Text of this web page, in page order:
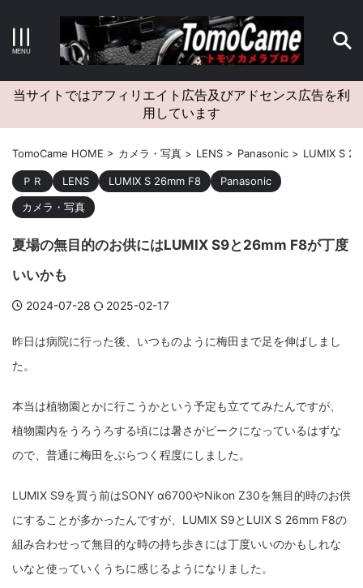
キーワードで検索する
カテゴリー
アーカイブ
タグクラウド
Canon craft EM5II EOS Kiss X4 EOS R10
iPhone K-1 Leica LENS LUMIX G100
OLYMPUS om-1 II OM-3 om-5 II omsystem
osmo osmo action3 panasonic pc
当サイトではアフィリエイト広告及びアドセンス広告を利
用しています
TomoCame HOME > カメラ・写真 > LENS > Panasonic > LUMIX S
ＰＲ LENS LUMIX S 26mm F8
Panasonic
カメラ・写真
夏場の無目的のお供にはLUMIX S9と26mm F8が丁度
いいかも
2024-07-28 2025-02-17
昨日は病院に行った後、いつものように梅田まで足を伸ばしまし
た。
本当は植物園とかに行こうかという予定も立ててみたんですが、
植物園内をうろうろする頃には暑さがピークになっているはずな
ので、普通に梅田をぶらつく程度にしました。
LUMIX S9を買う前はSONY α6700やNikon Z30を無目的時のお供
にすることが多かったんですが、LUMIX S9とLUIX S 26mm F8の
組み合わせって無目的な時の持ち歩きには丁度いいのかもしれな
いなと使っていくうちに感じるようになりました。